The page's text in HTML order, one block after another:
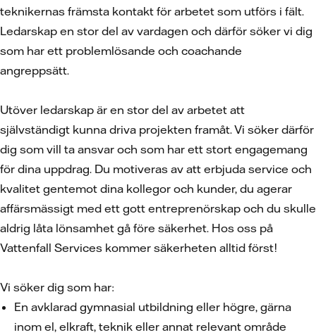
teknikernas främsta kontakt för arbetet som utförs i fält.
Ledarskap en stor del av vardagen och därför söker vi dig
som har ett problemlösande och coachande
angreppsätt.
Utöver ledarskap är en stor del av arbetet att
självständigt kunna driva projekten framåt. Vi söker därför
dig som vill ta ansvar och som har ett stort engagemang
för dina uppdrag. Du motiveras av att erbjuda service och
kvalitet gentemot dina kollegor och kunder, du agerar
affärsmässigt med ett gott entreprenörskap och du skulle
aldrig låta lönsamhet gå före säkerhet. Hos oss på
Vattenfall Services kommer säkerheten alltid först!
Vi söker dig som har:
En avklarad gymnasial utbildning eller högre, gärna
inom el, elkraft, teknik eller annat relevant område